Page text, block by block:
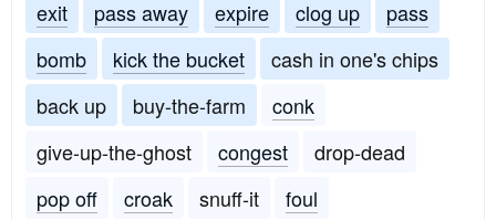
exit
pass away expire clog up
pass
bomb
kick the bucket
cash in one's chips
back up
buy-the-farm
conk
give-up-the-ghost
congest
drop-dead
pop off
croak snuff-it foul